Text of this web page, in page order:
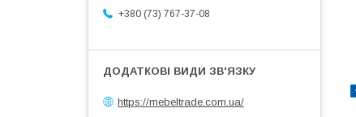
+380 (73) 767-37-08
https://mebeltrade.com.ua/